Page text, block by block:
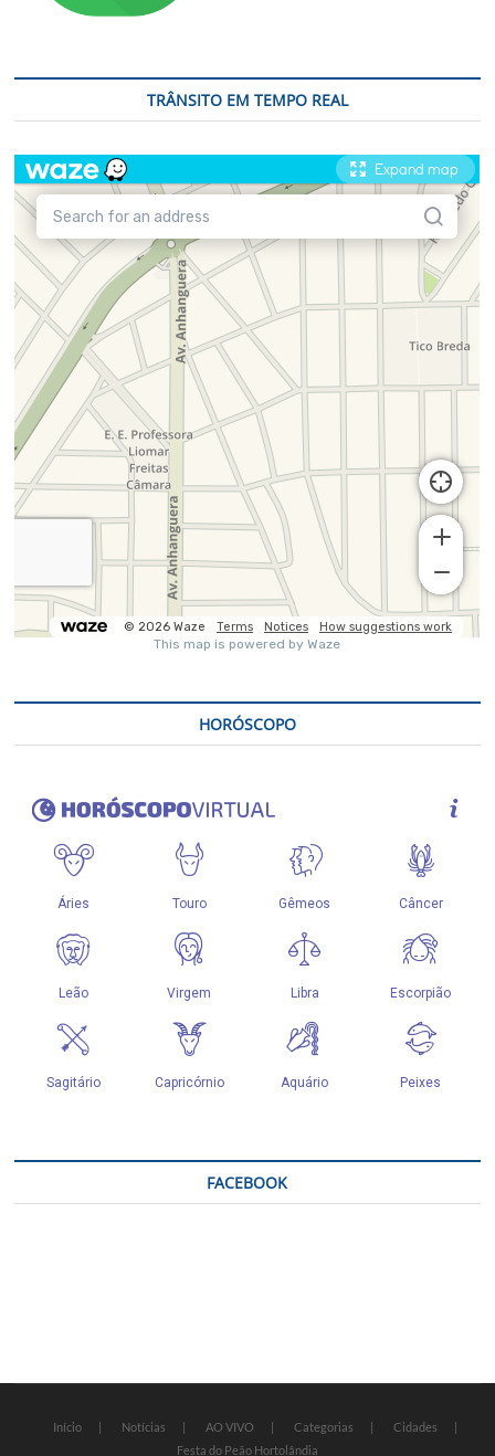
TRÂNSITO EM TEMPO REAL
HORÓSCOPO
FACEBOOK
Início Notícias AO VIVO Categorias
Cidades
Festa do Peão Hortolândia